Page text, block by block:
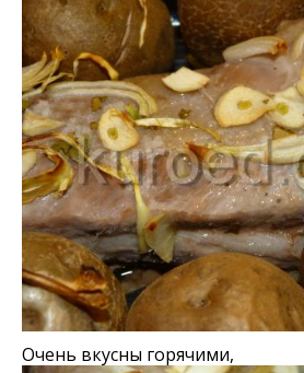
Очень вкусны горячими,